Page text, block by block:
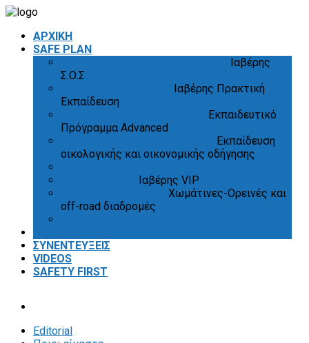
ΑΡΧΙΚΗ
SAFE PLAN
Ιαβέρης
Σ.Ο.Σ
Ιαβέρης Πρακτική
Εκπαίδευση
Εκπαιδευτικό
Πρόγραμμα Advanced
Εκπαίδευση
οικολογικής και οικονομικής οδήγησης
Ιαβέρης VIP
Χωμάτινες-Ορεινές και
off-road διαδρομές
ΣΥΝΕΝΤΕΥΞΕΙΣ
VIDEOS
SAFETY FIRST
Editorial